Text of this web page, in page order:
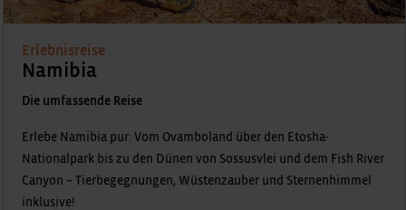
Erlebnisreise
Namibia
Die umfassende Reise
Erlebe Namibia pur: Vom Ovamboland über den Etosha-
Nationalpark bis zu den Dünen von Sossusvlei und dem Fish River
Canyon – Tierbegegnungen, Wüstenzauber und Sternenhimmel
inklusive!